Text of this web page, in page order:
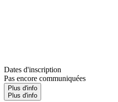
Dates d'inscription
Pas encore communiquées
Plus d'info
Plus d'info